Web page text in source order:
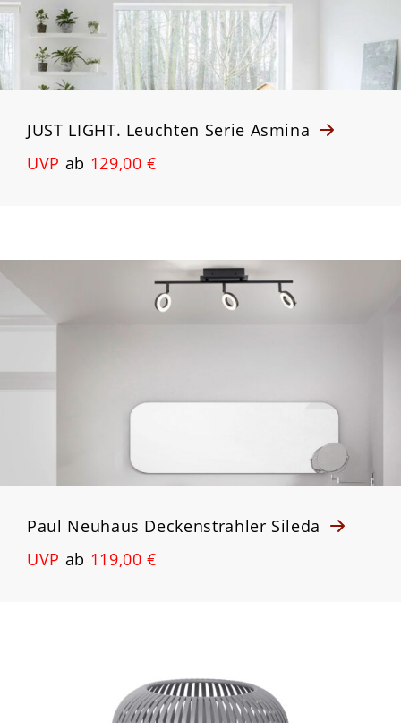
JUST LIGHT. Leuchten Serie Asmina
UVP ab 129,00 €
Paul Neuhaus Deckenstrahler Sileda
UVP ab 119,00 €